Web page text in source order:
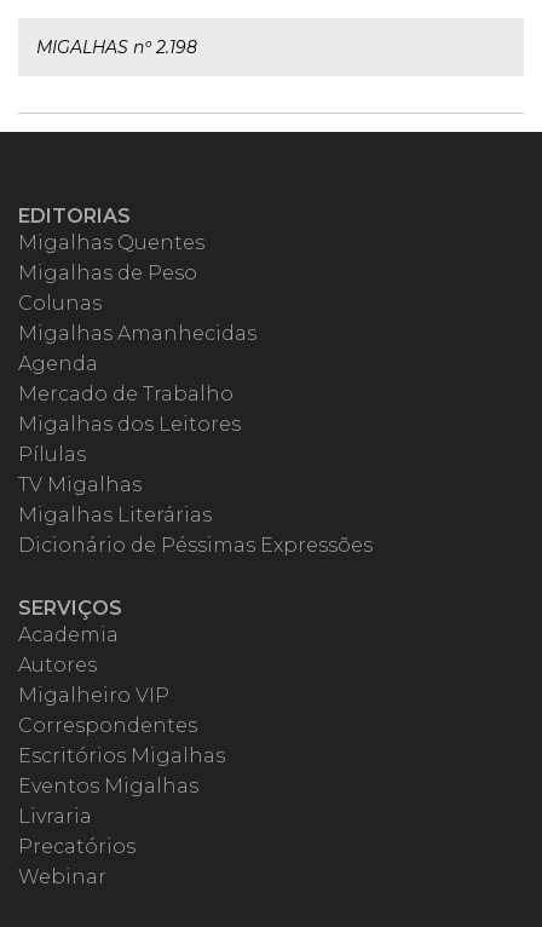
MIGALHAS nº 2.198
EDITORIAS
Migalhas Quentes
Migalhas de Peso
Colunas
Migalhas Amanhecidas
Agenda
Mercado de Trabalho
Migalhas dos Leitores
Pílulas
TV Migalhas
Migalhas Literárias
Dicionário de Péssimas Expressões
SERVIÇOS
Academia
Autores
Migalheiro VIP
Correspondentes
Escritórios Migalhas
Eventos Migalhas
Livraria
Precatórios
Webinar